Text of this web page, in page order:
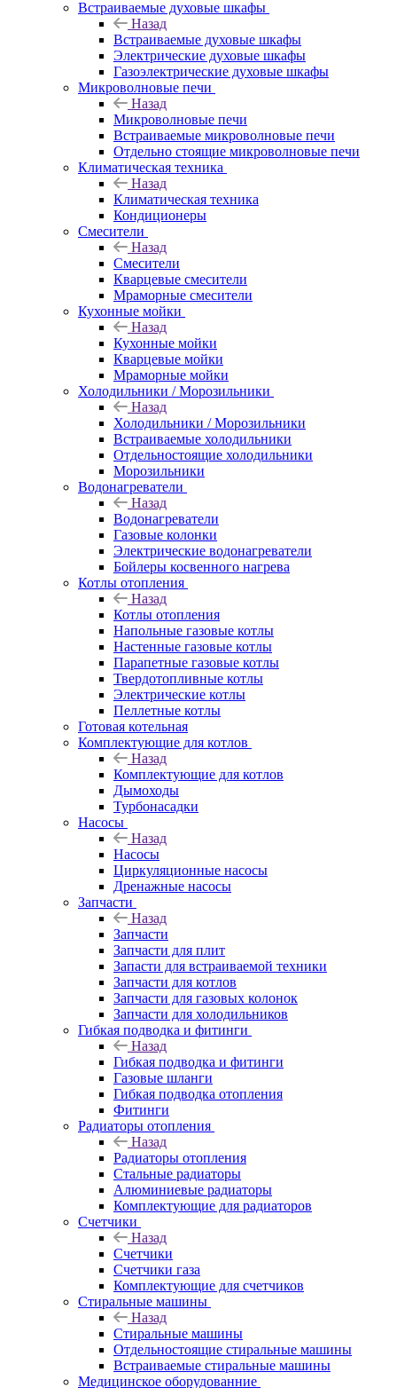
Встраиваемые духовые шкафы
Назад
Встраиваемые духовые шкафы
Электрические духовые шкафы
Газоэлектрические духовые шкафы
Микроволновые печи
Назад
Микроволновые печи
Встраиваемые микроволновые печи
Отдельно стоящие микроволновые печи
Климатическая техника
Назад
Климатическая техника
Кондиционеры
Смесители
Назад
Смесители
Кварцевые смесители
Мраморные смесители
Кухонные мойки
Назад
Кухонные мойки
Кварцевые мойки
Мраморные мойки
Холодильники / Морозильники
Назад
Холодильники / Морозильники
Встраиваемые холодильники
Отдельностоящие холодильники
Морозильники
Водонагреватели
Назад
Водонагреватели
Газовые колонки
Электрические водонагреватели
Бойлеры косвенного нагрева
Котлы отопления
Назад
Котлы отопления
Напольные газовые котлы
Настенные газовые котлы
Парапетные газовые котлы
Твердотопливные котлы
Электрические котлы
Пеллетные котлы
Готовая котельная
Комплектующие для котлов
Назад
Комплектующие для котлов
Дымоходы
Турбонасадки
Насосы
Назад
Насосы
Циркуляционные насосы
Дренажные насосы
Запчасти
Назад
Запчасти
Запчасти для плит
Запасти для встраиваемой техники
Запчасти для котлов
Запчасти для газовых колонок
Запчасти для холодильников
Гибкая подводка и фитинги
Назад
Гибкая подводка и фитинги
Газовые шланги
Гибкая подводка отопления
Фитинги
Радиаторы отопления
Назад
Радиаторы отопления
Стальные радиаторы
Алюминиевые радиаторы
Комплектующие для радиаторов
Счетчики
Назад
Счетчики
Счетчики газа
Комплектующие для счетчиков
Стиральные машины
Назад
Стиральные машины
Отдельностоящие стиральные машины
Встраиваемые стиральные машины
Медицинское оборудованние